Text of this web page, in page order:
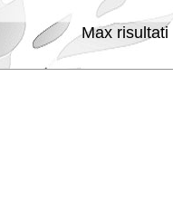
Max risultati